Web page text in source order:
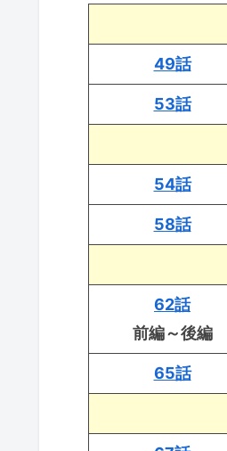
49話
53話
54話
58話
62話
前編～後編
65話